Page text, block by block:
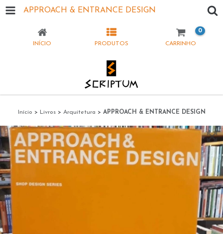
APPROACH & ENTRANCE DESIGN
INÍCIO PRODUTOS CARRINHO
0
Início > Livros > Arquitetura > APPROACH & ENTRANCE DESIGN